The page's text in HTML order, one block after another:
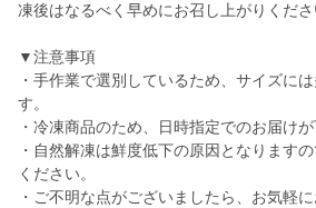
凍後はなるべく早めにお召し上がりくださ
▼注意事項
・手作業で選別しているため、サイズに
す。
・冷凍商品のため、日時指定でのお届けが
・自然解凍は鮮度低下の原因となります
ください。
・ご不明な点がございましたら、お気軽